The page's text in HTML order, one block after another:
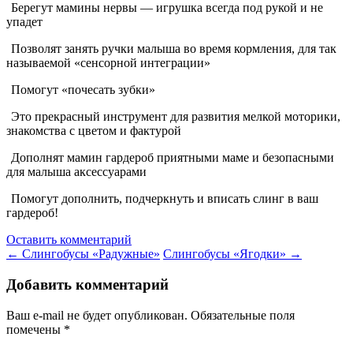
Берегут мамины нервы — игрушка всегда под рукой и не
упадет
Позволят занять ручки малыша во время кормления, для так
называемой «сенсорной интеграции»
Помогут «почесать зубки»
Это прекрасный инструмент для развития мелкой моторики,
знакомства с цветом и фактурой
Дополнят мамин гардероб приятными маме и безопасными
для малыша аксессуарами
Помогут дополнить, подчеркнуть и вписать слинг в ваш
гардероб!
Оставить комментарий
← Слингобусы «Радужные» Слингобусы «Ягодки» →
Добавить комментарий
Ваш e-mail не будет опубликован. Обязательные поля
помечены *